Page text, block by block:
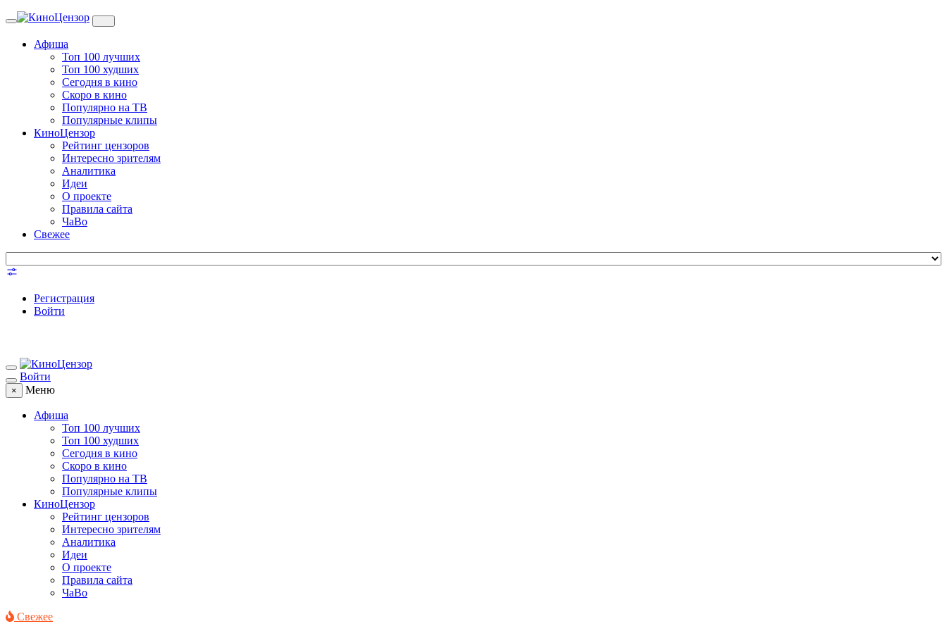
Toggle
Афиша
Топ 100 лучших
Топ 100 худших
Сегодня в кино
Скоро в кино
Популярно на ТВ
Популярные клипы
КиноЦензор
Рейтинг цензоров
Интересно зрителям
Аналитика
Идеи
О проекте
Правила сайта
ЧаВо
Свежее
Регистрация
Войти
Войти
× Меню
Афиша
Топ 100 лучших
Топ 100 худших
Сегодня в кино
Скоро в кино
Популярно на ТВ
Популярные клипы
КиноЦензор
Рейтинг цензоров
Интересно зрителям
Аналитика
Идеи
О проекте
Правила сайта
ЧаВо
Свежее